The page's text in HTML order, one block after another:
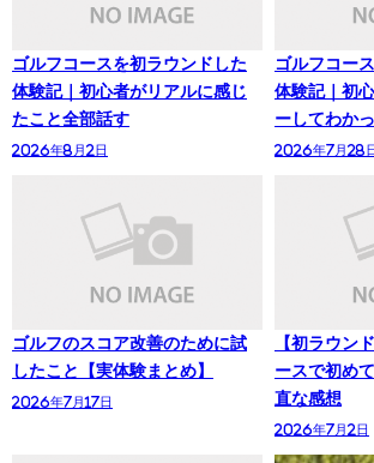
ゴルフコースを初ラウンドした
体験記｜初心者がリアルに感じ
たこと全部話す
2026年8月2日
ゴルフコー
体験記｜初
ーしてわか
2026年7月28
ゴルフのスコア改善のために試
したこと【実体験まとめ】
2026年7月17日
【初ラウン
ースで初め
直な感想
2026年7月2日